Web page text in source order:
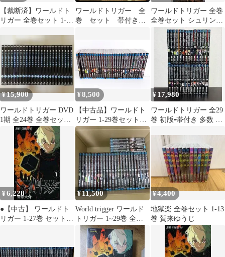
【裁断済】ワールドト
リガー 全巻セット 1-29
ワールドトリガー 全
巻 セット 帯付き
ワールドトリガー 全巻
全巻セット シュリンク
付き 29巻
¥15,900
ワールドトリガー DVD
1期 全24巻 全巻セッ
ト レンタル
¥8,500
【中古品】ワールドト
リガー 1-29巻セット〇
YR-55166〇
¥ 17,980
ワールドトリガー 全29
巻 初版•帯付き 多数 全
¥6,228
●【中古】 ワールドト
リガー 1-27巻 セット
[コミック] [漫画]
¥11,500
World trigger ワールド
トリガー 1~29巻 全巻
セット 未読
¥4,400
地獄楽 全巻セット 1-13
巻 賀来ゆうじ